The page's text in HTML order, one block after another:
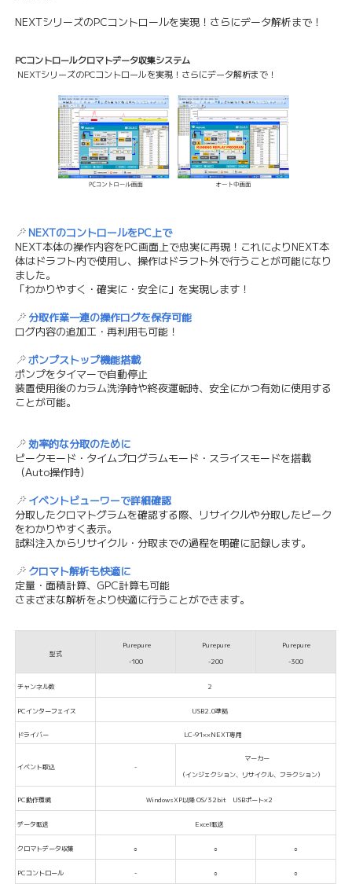
NEXTシリーズのPCコントロールを実現！さらにデータ解析まで！
PCコントロールクロマトデータ収集システム
NEXTシリーズのPCコントロールを実現！さらにデータ解析まで！
NEXTのコントロールをPC上で
NEXT本体の操作内容をPC画面上で忠実に再現！これによりNEXT本
体はドラフト内で使用し、操作はドラフト外で行うことが可能になり
ました。
「わかりやすく・確実に・安全に」を実現します！
分取作業一連の操作ログを保存可能
ログ内容の追加工・再利用も可能！
ポンプストップ機能搭載
ポンプをタイマーで自動停止
装置使用後のカラム洗浄時や終夜運転時、安全にかつ有効に使用する
ことが可能。
効率的な分取のために
ピークモード・タイムプログラムモード・スライスモードを搭載
（Auto操作時）
イベントビューワーで詳細確認
分取したクロマトグラムを確認する際、リサイクルや分取したピーク
をわかりやすく表示。
試料注入からリサイクル・分取までの過程を明確に記録します。
クロマト解析も快適に
定量・面積計算、GPC計算も可能
さまざまな解析をより快適に行うことができます。
型式
Purepure
-100
Purepure
-200
Purepure
-300
チャンネル数 2
PCインターフェイス USB2.0準拠
ドライバー LC-91××NEXT専用
イベント取込 -
マーカー
（インジェクション、リサイクル、フラクション）
PC動作環境 WindowsXP以降 OS/32bit USBポート×2
データ転送 Excel転送
クロマトデータ収集 ○ ○ ○
PCコントロール - ○ ○